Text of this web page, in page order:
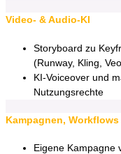
Video- & Audio-KI
Storyboard zu
(Runway, Kling,
KI-Voiceover und
Nutzungsrechte
Kampagnen,
Eigene Kampagne